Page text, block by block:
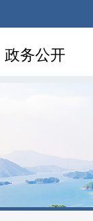
政务公开